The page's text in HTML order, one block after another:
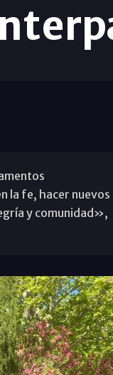
la fe, hacer nuevos
y comunidad»,